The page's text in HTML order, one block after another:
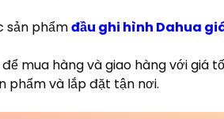
sản phẩmđầu ghi hình Dahua
mua hàng và giao hàng với giá
phẩm và lắp đặt tận nơi.